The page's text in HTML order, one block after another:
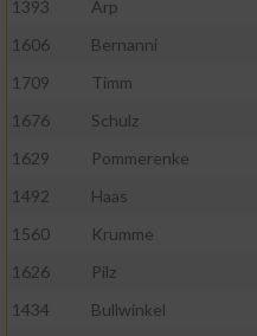
1393
Arp
1606
Bernanni
1709
Timm
1676
Schulz
1629
Pommerenke
1492
Haas
1560
Krumme
1626
Pilz
1434
Bullwinkel